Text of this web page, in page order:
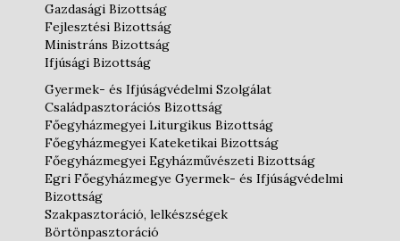
Gazdasági Bizottság
Fejlesztési Bizottság
Ministráns Bizottság
Ifjúsági Bizottság
Gyermek- és Ifjúságvédelmi Szolgálat
Családpasztorációs Bizottság
Főegyházmegyei Liturgikus Bizottság
Főegyházmegyei Kateketikai Bizottság
Főegyházmegyei Egyházművészeti Bizottság
Egri Főegyházmegye Gyermek- és Ifjúságvédelmi
Bizottság
Szakpasztoráció, lelkészségek
Börtönpasztoráció